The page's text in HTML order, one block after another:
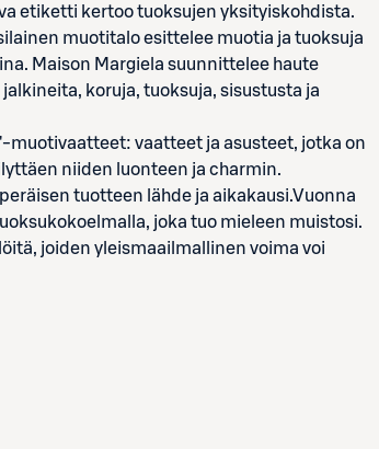
etiketti kertoo tuoksujen yksityiskohdista.
muotitalo esittelee muotia ja tuoksuja
Maison Margiela suunnittelee haute
koruja, tuoksuja, sisustusta ja
muotivaatteet: vaatteet ja asusteet, jotka on
niiden luonteen ja charmin.
tuotteen lähde ja aikakausi.Vuonna
joka tuo mieleen muistosi.
joiden yleismaailmallinen voima voi